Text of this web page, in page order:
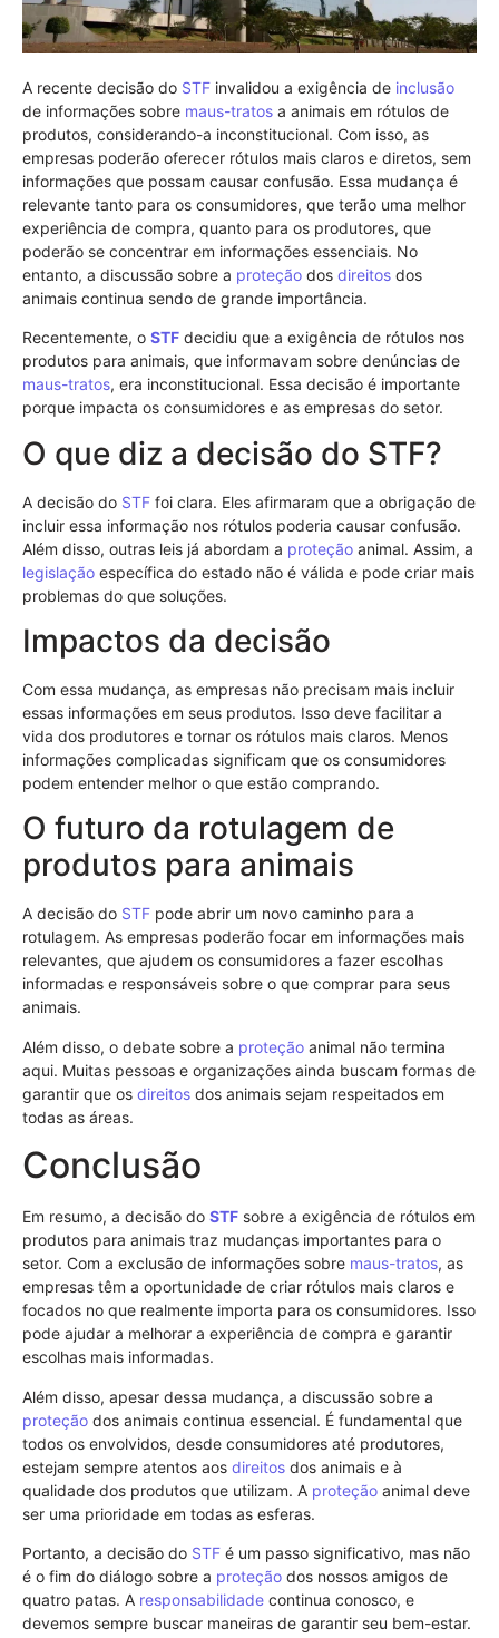
A recente decisão do STF invalidou a exigência de inclusão
de informações sobre maus-tratos a animais em rótulos de
produtos, considerando-a inconstitucional. Com isso, as
empresas poderão oferecer rótulos mais claros e diretos, sem
informações que possam causar confusão. Essa mudança é
relevante tanto para os consumidores, que terão uma melhor
experiência de compra, quanto para os produtores, que
poderão se concentrar em informações essenciais. No
entanto, a discussão sobre a proteção dos direitos dos
animais continua sendo de grande importância.
Recentemente, o STF decidiu que a exigência de rótulos nos
produtos para animais, que informavam sobre denúncias de
maus-tratos, era inconstitucional. Essa decisão é importante
porque impacta os consumidores e as empresas do setor.
O que diz a decisão do STF?
A decisão do STF foi clara. Eles afirmaram que a obrigação de
incluir essa informação nos rótulos poderia causar confusão.
Além disso, outras leis já abordam a proteção animal. Assim, a
legislação específica do estado não é válida e pode criar mais
problemas do que soluções.
Impactos da decisão
Com essa mudança, as empresas não precisam mais incluir
essas informações em seus produtos. Isso deve facilitar a
vida dos produtores e tornar os rótulos mais claros. Menos
informações complicadas significam que os consumidores
podem entender melhor o que estão comprando.
O futuro da rotulagem de
produtos para animais
A decisão do STF pode abrir um novo caminho para a
rotulagem. As empresas poderão focar em informações mais
relevantes, que ajudem os consumidores a fazer escolhas
informadas e responsáveis sobre o que comprar para seus
animais.
Além disso, o debate sobre a proteção animal não termina
aqui. Muitas pessoas e organizações ainda buscam formas de
garantir que os direitos dos animais sejam respeitados em
todas as áreas.
Conclusão
Em resumo, a decisão do STF sobre a exigência de rótulos em
produtos para animais traz mudanças importantes para o
setor. Com a exclusão de informações sobre maus-tratos, as
empresas têm a oportunidade de criar rótulos mais claros e
focados no que realmente importa para os consumidores. Isso
pode ajudar a melhorar a experiência de compra e garantir
escolhas mais informadas.
Além disso, apesar dessa mudança, a discussão sobre a
proteção dos animais continua essencial. É fundamental que
todos os envolvidos, desde consumidores até produtores,
estejam sempre atentos aos direitos dos animais e à
qualidade dos produtos que utilizam. A proteção animal deve
ser uma prioridade em todas as esferas.
Portanto, a decisão do STF é um passo significativo, mas não
é o fim do diálogo sobre a proteção dos nossos amigos de
quatro patas. A responsabilidade continua conosco, e
devemos sempre buscar maneiras de garantir seu bem-estar.